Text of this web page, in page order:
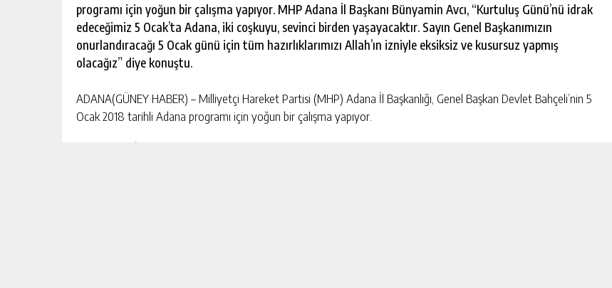
programı için yoğun bir çalışma yapıyor. MHP Adana İl Başkanı Bünyamin Avcı, “Kurtuluş Günü’nü idrak
edeceğimiz 5 Ocak’ta Adana, iki coşkuyu, sevinci birden yaşayacaktır. Sayın Genel Başkanımızın
onurlandıracağı 5 Ocak günü için tüm hazırlıklarımızı Allah’ın izniyle eksiksiz ve kusursuz yapmış
olacağız” diye konuştu.
ADANA(GÜNEY HABER) – Milliyetçi Hareket Partisi (MHP) Adana İl Başkanlığı, Genel Başkan Devlet Bahçeli’nin 5
Ocak 2018 tarihli Adana programı için yoğun bir çalışma yapıyor.